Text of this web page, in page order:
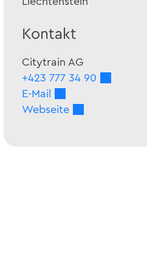
Kontakt
Citytrain AG
+423 777 34 90
E-Mail
Webseite